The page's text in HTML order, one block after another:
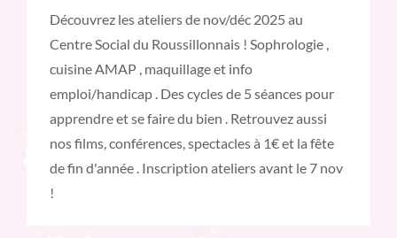
Découvrez les ateliers de nov/déc 2025 au
Centre Social du Roussillonnais ! Sophrologie ,
cuisine AMAP , maquillage et info
emploi/handicap . Des cycles de 5 séances pour
apprendre et se faire du bien . Retrouvez aussi
nos films, conférences, spectacles à 1€ et la fête
de fin d'année . Inscription ateliers avant le 7 nov
!